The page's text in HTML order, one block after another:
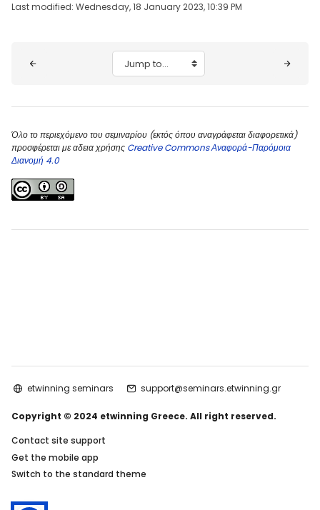
Last modified: Wednesday, 18 January 2023, 10:39 PM
Jump to...
Όλο το περιεχόμενο του σεμιναρίου (εκτός όπου αναγράφεται διαφορετικά)
προσφέρεται με αδεια χρήσης Creative Commons Αναφορά-Παρόμοια
Διανομή 4.0
etwinning seminars support@seminars.etwinning.gr
Copyright © 2024 etwinning Greece. All right reserved.
Contact site support
Get the mobile app
Switch to the standard theme